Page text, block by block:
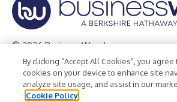
© 2026 Business Wire, Inc.
Privacy Policy Cookie Policy
Terms of Use
Legal
By clicking “Accept All Cookies”, you
cookies on your device to enhance site
analyze site usage, and assist in our
Cookie Policy